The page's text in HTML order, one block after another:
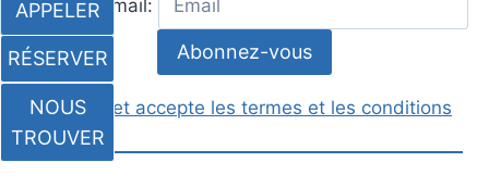
Adresse Email:
J'ai lu et accepte les termes et les conditions
APPELER
RÉSERVER
NOUS
TROUVER